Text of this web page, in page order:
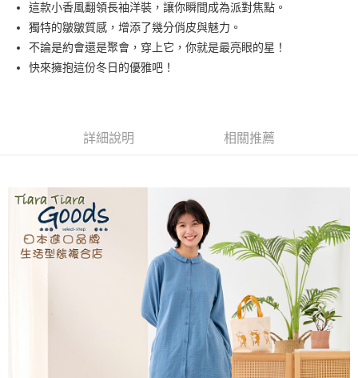
悠遊付
Google Pay
全盈+PAY
【關於「AFTEE先享後付」】
２．便利：只要手機號碼，簡訊認證，即可結帳。
３．安心：先確認商品／服務後，再付款。
【「AFTEE先享後付」結帳流程】
１．於結帳方式選擇「AFTEE先享後付」後，將跳轉至「AFTEE先享後付」
結帳頁面，進行簡訊認證並確認金額後，即可完成結帳。
２．訂單成立數日內，您將收到繳費通知簡訊。
３．收到繳費通知簡訊後14天內，點擊此簡訊中的連結，可透過四大超商／
ATM／網路銀行／等多元方式進行付款，方視為交易完成。
※ 請注意：結帳手續完成當下不需立刻繳費，但若您需要取消訂單，請聯絡
購買商品的店家。未經商家同意取消之訂單仍視為有效，需透過AFTEE先享
※ 交易是否成功請以「AFTEE先享後付 」之結帳頁面顯示為準，若有關於
運送方式
全家取貨付款
每筆NT$60，滿NT$1,800(含以上)免運費
每筆NT$60，滿NT$1,800(含以上)免運費
每筆NT$60，滿NT$2,000(含以上)免運費
這款小香風翻領長袖洋裝，讓你瞬間成為派對焦點。
獨特的皺皺質感，增添了幾分俏皮與魅力。
不論是約會還是聚會，穿上它，你就是最亮眼的星！
快來擁抱這份冬日的優雅吧！
詳細說明 相關推薦